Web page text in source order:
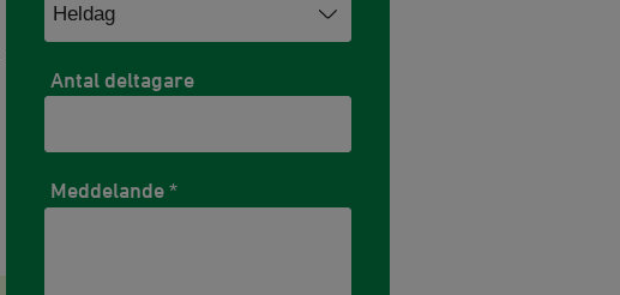
Heldag
Antal deltagare
Meddelande *